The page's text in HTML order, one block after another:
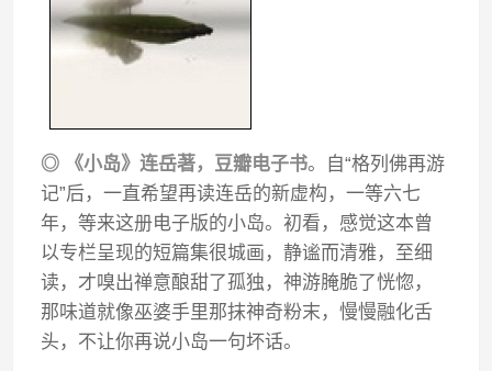
◎ 《小岛》连岳著，豆瓣电子书。自“格列佛再游
记”后，一直希望再读连岳的新虚构，一等六七
年，等来这册电子版的小岛。初看，感觉这本曾
以专栏呈现的短篇集很城画，静谧而清雅，至细
读，才嗅出禅意酿甜了孤独，神游腌脆了恍惚，
那味道就像巫婆手里那抹神奇粉末，慢慢融化舌
头，不让你再说小岛一句坏话。